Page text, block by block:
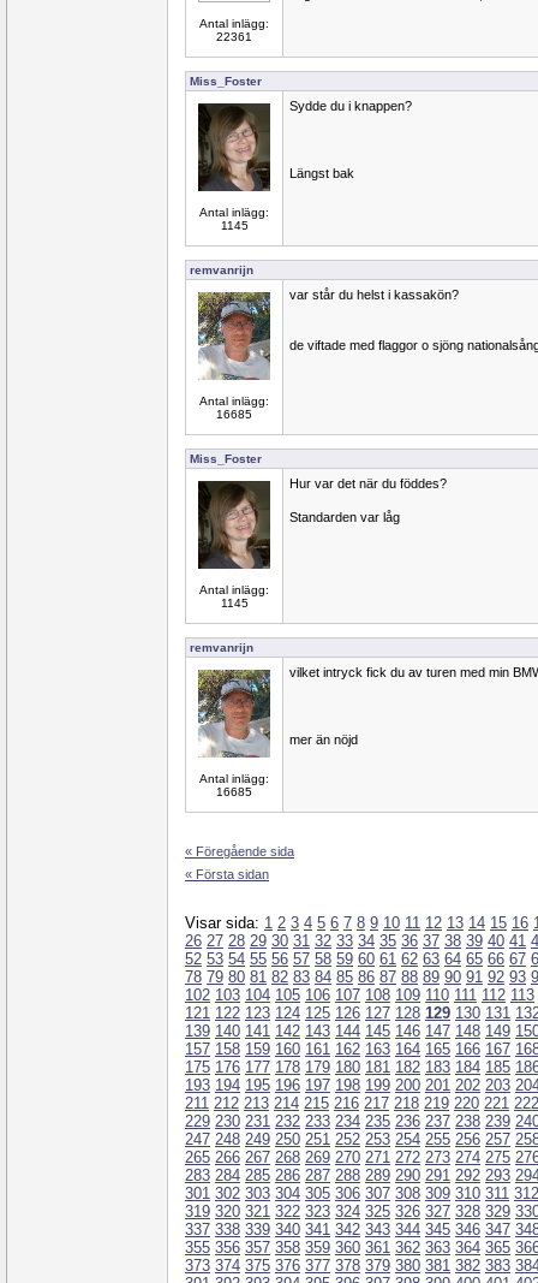
Antal inlägg:
22361
Miss_Foster
Antal inlägg:
1145
Sydde du i knappen?
Längst bak
remvanrijn
Antal inlägg:
16685
var står du helst i kassakön?
de viftade med flaggor o sjöng
Miss_Foster
Antal inlägg:
1145
Hur var det när du föddes?
Standarden var låg
remvanrijn
Antal inlägg:
16685
vilket intryck fick du av turen med min
mer än nöjd
« Föregående sida
« Första sidan
Visar sida: 1 2 3 4 5 6 7 8 9 10 11 12 13 14 15 16
26 27 28 29 30 31 32 33 34 35 36 37 38 39 40 41
52 53 54 55 56 57 58 59 60 61 62 63 64 65 66 67
78 79 80 81 82 83 84 85 86 87 88 89 90 91 92 93
102 103 104 105 106 107 108 109 110 111 112 113
121 122 123 124 125 126 127 128 129 130 131
139 140 141 142 143 144 145 146 147 148 149
157 158 159 160 161 162 163 164 165 166 167
175 176 177 178 179 180 181 182 183 184 185
193 194 195 196 197 198 199 200 201 202 203
211 212 213 214 215 216 217 218 219 220 221 222
229 230 231 232 233 234 235 236 237 238 239
247 248 249 250 251 252 253 254 255 256 257
265 266 267 268 269 270 271 272 273 274 275
283 284 285 286 287 288 289 290 291 292 293
301 302 303 304 305 306 307 308 309 310 311 312
319 320 321 322 323 324 325 326 327 328 329
337 338 339 340 341 342 343 344 345 346 347
355 356 357 358 359 360 361 362 363 364 365
373 374 375 376 377 378 379 380 381 382 383